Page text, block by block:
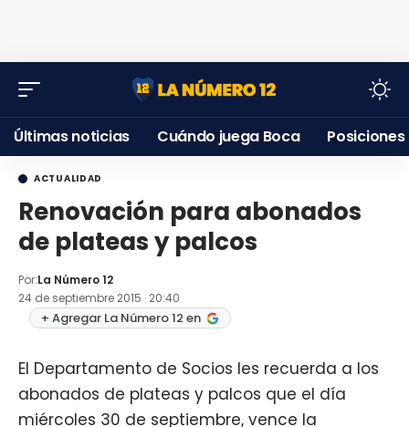
Últimas noticias Cuándo juega Boca Posiciones
ACTUALIDAD
Renovación para abonados
de plateas y palcos
Por:La Número 12
24 de septiembre 2015 · 20:40
+ Agregar La Número 12 en
El Departamento de Socios les recuerda a los
abonados de plateas y palcos que el día
miércoles 30 de septiembre, vence la